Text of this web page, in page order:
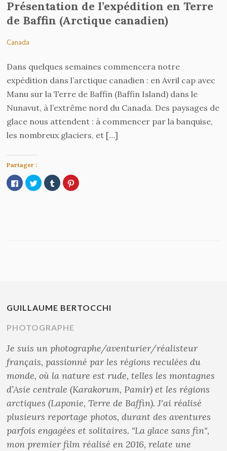
Présentation de l’expédition en Terre
de Baffin (Arctique canadien)
Canada
Dans quelques semaines commencera notre
expédition dans l’arctique canadien : en Avril cap avec
Manu sur la Terre de Baffin (Baffin Island) dans le
Nunavut, à l’extrême nord du Canada. Des paysages de
glace nous attendent : à commencer par la banquise,
les nombreux glaciers, et […]
Partager :
Cliquez
pour
partager
Cliquez
pour
partager
Cliquez
pour
partager
Cliquez
pour
GUILLAUME BERTOCCHI
PHOTOGRAPHE
Je suis un photographe/aventurier/réalisteur
français, passionné par les régions reculées du
monde, où la nature est rude, telles les montagnes
d’Asie centrale (Karakorum, Pamir) et les régions
arctiques (Laponie, Terre de Baffin). J'ai réalisé
plusieurs reportage photos, durant des aventures
parfois engagées et solitaires. "La glace sans fin",
mon premier film réalisé en 2016, relate une